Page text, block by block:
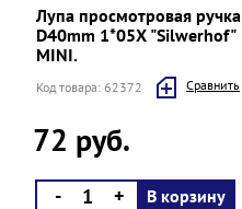
Лупа просмотровая ручка
D40mm 1*05Х "Silwerhof"
MINI.
Код товара: 62372 Cравнить
72 руб.
- + В корзину